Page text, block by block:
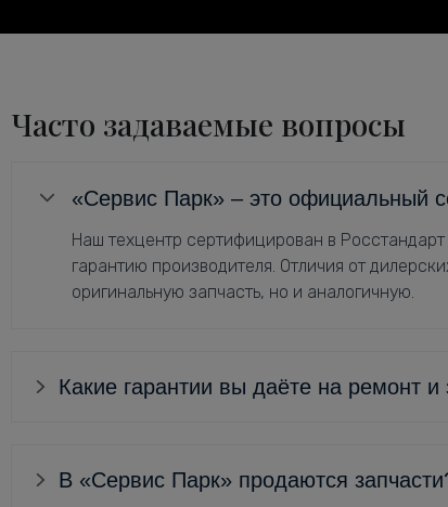
Часто задаваемые вопросы
«Сервис Парк» – это официальный
Наш техцентр сертифицирован в
гарантию производителя. Отличия от
оригинальную запчасть, но и аналогичную.
Какие гарантии вы даёте на ремонт и
В «Сервис Парк» продаются